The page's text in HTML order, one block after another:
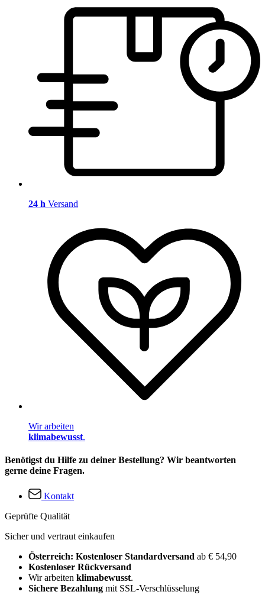
24 h Versand
Wir arbeiten
klimabewusst.
Benötigst du Hilfe zu deiner Bestellung? Wir beantworten
gerne deine Fragen.
Kontakt
Geprüfte Qualität
Sicher und vertraut einkaufen
Österreich: Kostenloser Standardversand ab € 54,90
Kostenloser Rückversand
Wir arbeiten klimabewusst.
Sichere Bezahlung mit SSL-Verschlüsselung